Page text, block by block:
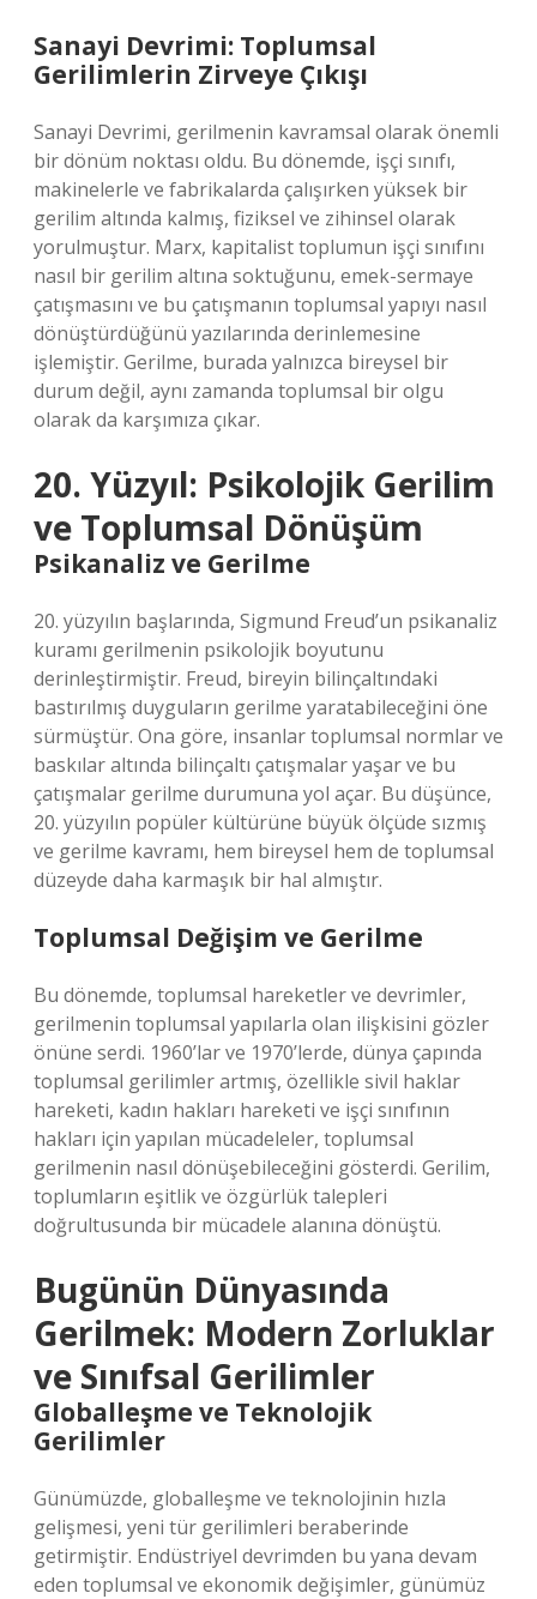
Sanayi Devrimi: Toplumsal
Gerilimlerin Zirveye Çıkışı
Sanayi Devrimi, gerilmenin kavramsal olarak önemli
bir dönüm noktası oldu. Bu dönemde, işçi sınıfı,
makinelerle ve fabrikalarda çalışırken yüksek bir
gerilim altında kalmış, fiziksel ve zihinsel olarak
yorulmuştur. Marx, kapitalist toplumun işçi sınıfını
nasıl bir gerilim altına soktuğunu, emek-sermaye
çatışmasını ve bu çatışmanın toplumsal yapıyı nasıl
dönüştürdüğünü yazılarında derinlemesine
işlemiştir. Gerilme, burada yalnızca bireysel bir
durum değil, aynı zamanda toplumsal bir olgu
olarak da karşımıza çıkar.
20. Yüzyıl: Psikolojik Gerilim
ve Toplumsal Dönüşüm
Psikanaliz ve Gerilme
20. yüzyılın başlarında, Sigmund Freud’un psikanaliz
kuramı gerilmenin psikolojik boyutunu
derinleştirmiştir. Freud, bireyin bilinçaltındaki
bastırılmış duyguların gerilme yaratabileceğini öne
sürmüştür. Ona göre, insanlar toplumsal normlar ve
baskılar altında bilinçaltı çatışmalar yaşar ve bu
çatışmalar gerilme durumuna yol açar. Bu düşünce,
20. yüzyılın popüler kültürüne büyük ölçüde sızmış
ve gerilme kavramı, hem bireysel hem de toplumsal
düzeyde daha karmaşık bir hal almıştır.
Toplumsal Değişim ve Gerilme
Bu dönemde, toplumsal hareketler ve devrimler,
gerilmenin toplumsal yapılarla olan ilişkisini gözler
önüne serdi. 1960’lar ve 1970’lerde, dünya çapında
toplumsal gerilimler artmış, özellikle sivil haklar
hareketi, kadın hakları hareketi ve işçi sınıfının
hakları için yapılan mücadeleler, toplumsal
gerilmenin nasıl dönüşebileceğini gösterdi. Gerilim,
toplumların eşitlik ve özgürlük talepleri
doğrultusunda bir mücadele alanına dönüştü.
Bugünün Dünyasında
Gerilmek: Modern Zorluklar
ve Sınıfsal Gerilimler
Globalleşme ve Teknolojik
Gerilimler
Günümüzde, globalleşme ve teknolojinin hızla
gelişmesi, yeni tür gerilimleri beraberinde
getirmiştir. Endüstriyel devrimden bu yana devam
eden toplumsal ve ekonomik değişimler, günümüz